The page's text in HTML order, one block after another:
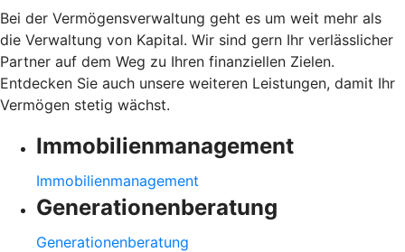
Bei der Vermögensverwaltung geht es um weit mehr als
die Verwaltung von Kapital. Wir sind gern Ihr verlässlicher
Partner auf dem Weg zu Ihren finanziellen Zielen.
Entdecken Sie auch unsere weiteren Leistungen, damit Ihr
Vermögen stetig wächst.
Immobilienmanagement
Immobilienmanagement
Generationenberatung
Generationenberatung